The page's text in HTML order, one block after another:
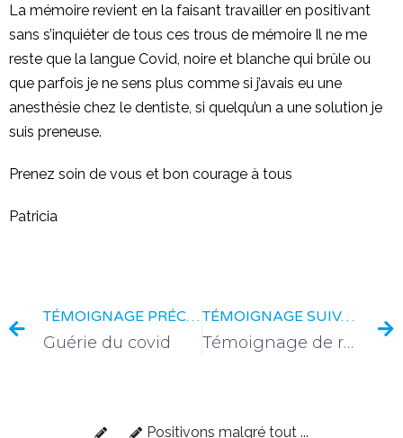
La mémoire revient en la faisant travailler en positivant
sans s’inquiéter de tous ces trous de mémoire Il ne me
reste que la langue Covid, noire et blanche qui brûle ou
que parfois je ne sens plus comme si j’avais eu une
anesthésie chez le dentiste, si quelqu’un a une solution je
suis preneuse.
Prenez soin de vous et bon courage à tous
Patricia
TÉMOIGNAGE PRÉCÉDENT
Guérie du covid
TÉMOIGNAGE SUIVANT
Témoignage de refus de soigner
Positivons malgré tout ...